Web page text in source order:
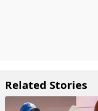
Related Stories